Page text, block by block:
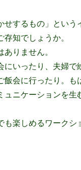
せするもの」という
知でしょうか。
りません。
いったり、夫婦で
会に行ったり。
も
ニケーションを生
も楽しめるワーク